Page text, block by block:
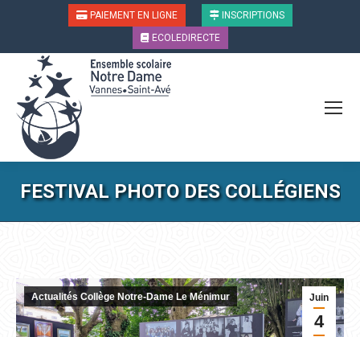
PAIEMENT EN LIGNE
INSCRIPTIONS
ECOLEDIRECTE
FESTIVAL PHOTO DES COLLÉGIENS
Juin
4
Actualités Collège Notre-Dame Le Ménimur